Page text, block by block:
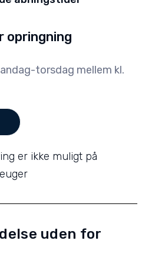
opringning
torsdag mellem kl.
er ikke muligt på
uden for